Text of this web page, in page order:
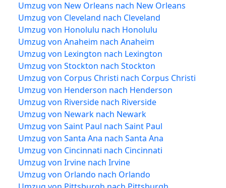
Umzug von New Orleans nach New Orleans
Umzug von Cleveland nach Cleveland
Umzug von Honolulu nach Honolulu
Umzug von Anaheim nach Anaheim
Umzug von Lexington nach Lexington
Umzug von Stockton nach Stockton
Umzug von Corpus Christi nach Corpus Christi
Umzug von Henderson nach Henderson
Umzug von Riverside nach Riverside
Umzug von Newark nach Newark
Umzug von Saint Paul nach Saint Paul
Umzug von Santa Ana nach Santa Ana
Umzug von Cincinnati nach Cincinnati
Umzug von Irvine nach Irvine
Umzug von Orlando nach Orlando